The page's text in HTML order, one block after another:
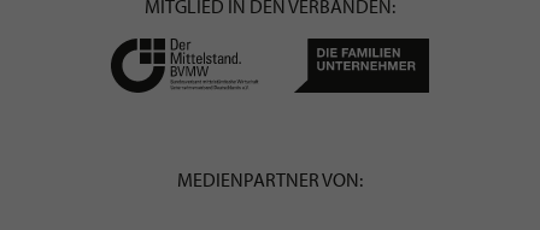
MITGLIED IN DEN VERBÄNDEN:
MEDIENPARTNER VON: